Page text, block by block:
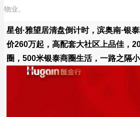
物业。
星创·雅望居清盘倒计时，滨奥南·银
价260万起，高配套大社区上品佳，
圈，500米银泰商圈生活，一路之隔小